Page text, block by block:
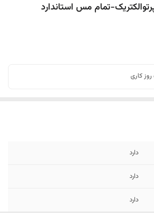
روز کاری
دارد
دارد
دارد